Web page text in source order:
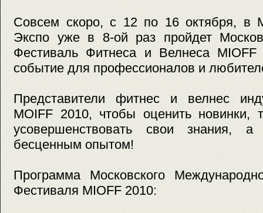
Совсем скоро, с 12 по 16 октября, в
Экспо уже в 8-ой раз пройдет
Фестиваль Фитнеса и Велнеса
событие для профессионалов и
Представители фитнес и велнес
MOIFF 2010, чтобы оценить новинки,
усовершенствовать свои знания,
бесценным опытом!
Программа Московского
Фестиваля MIOFF 2010: